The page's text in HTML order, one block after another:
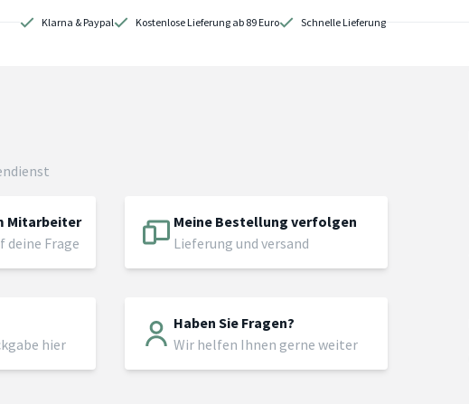
Klarna & Paypal Kostenlose Lieferung ab 89 Euro Schnelle Lieferung
Mitarbeiter
Frage
Meine Bestellung verfolgen
Lieferung und versand
hier
Haben Sie Fragen?
Wir helfen Ihnen gerne weiter